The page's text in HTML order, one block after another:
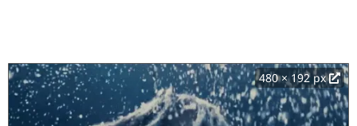
480 × 192 px